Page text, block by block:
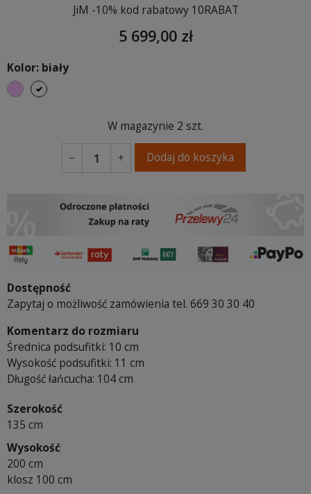
JiM -10% kod rabatowy 10RABAT
5 699,00 zł
Kolor: biały
różowybiały
W magazynie 2 szt.
− + Dodaj do koszyka
Dostępność
Zapytaj o możliwość zamówienia tel. 669 30 30 40
Komentarz do rozmiaru
Średnica podsufitki: 10 cm
Wysokość podsufitki: 11 cm
Długość łańcucha: 104 cm
Szerokość
135 cm
Wysokość
200 cm
klosz 100 cm